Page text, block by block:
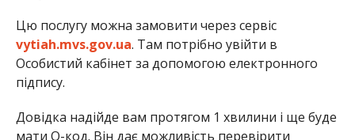
Цю послугу можна замовити через сервіс
vytiah.mvs.gov.ua. Там потрібно увійти в
Особистий кабінет за допомогою електронного
підпису.
Довідка надійде вам протягом 1 хвилини і ще буде
мати Q-код. Він дає можливість перевірити